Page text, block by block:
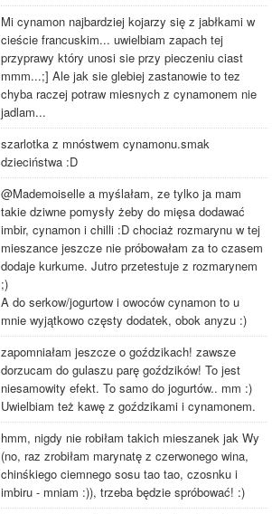
Mi cynamon najbardziej kojarzy się z jabłkami w
cieście francuskim... uwielbiam zapach tej
przyprawy który unosi sie przy pieczeniu ciast
mmm...;] Ale jak sie glebiej zastanowie to tez
chyba raczej potraw miesnych z cynamonem nie
jadlam...
szarlotka z mnóstwem cynamonu.smak
dzieciństwa :D
@Mademoiselle a myślałam, ze tylko ja mam
takie dziwne pomysły żeby do mięsa dodawać
imbir, cynamon i chilli :D chociaż rozmarynu w tej
mieszance jeszcze nie próbowałam za to czasem
dodaje kurkume. Jutro przetestuje z rozmarynem
;)
A do serkow/jogurtow i owoców cynamon to u
mnie wyjątkowo częsty dodatek, obok anyzu :)
zapomniałam jeszcze o goździkach! zawsze
dorzucam do gulaszu parę goździków! To jest
niesamowity efekt. To samo do jogurtów.. mm :)
Uwielbiam też kawę z goździkami i cynamonem.
hmm, nigdy nie robiłam takich mieszanek jak Wy
(no, raz zrobiłam marynatę z czerwonego wina,
chinśkiego ciemnego sosu tao tao, czosnku i
imbiru - mniam :)), trzeba będzie spróbować! :)